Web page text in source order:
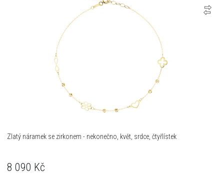
Zlatý náramek se zirkonem - nekonečno, květ, srdce, čtyřlístek
8 090 Kč